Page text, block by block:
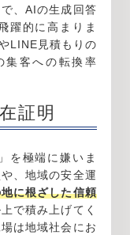
、AIの生成回答
躍的に高まりま
LINE見積もりの
集客への転換率
証明
を極端に嫌いま
、地域の安全運
に根ざした信頼
で積み上げてく
は地域社会にお